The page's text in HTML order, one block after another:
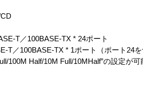
T／100BASE-TX * 24ポート
T／100BASE-TX * 1ポート（ポート24を
100M Half/10M Full/10MHalf”の設定が可